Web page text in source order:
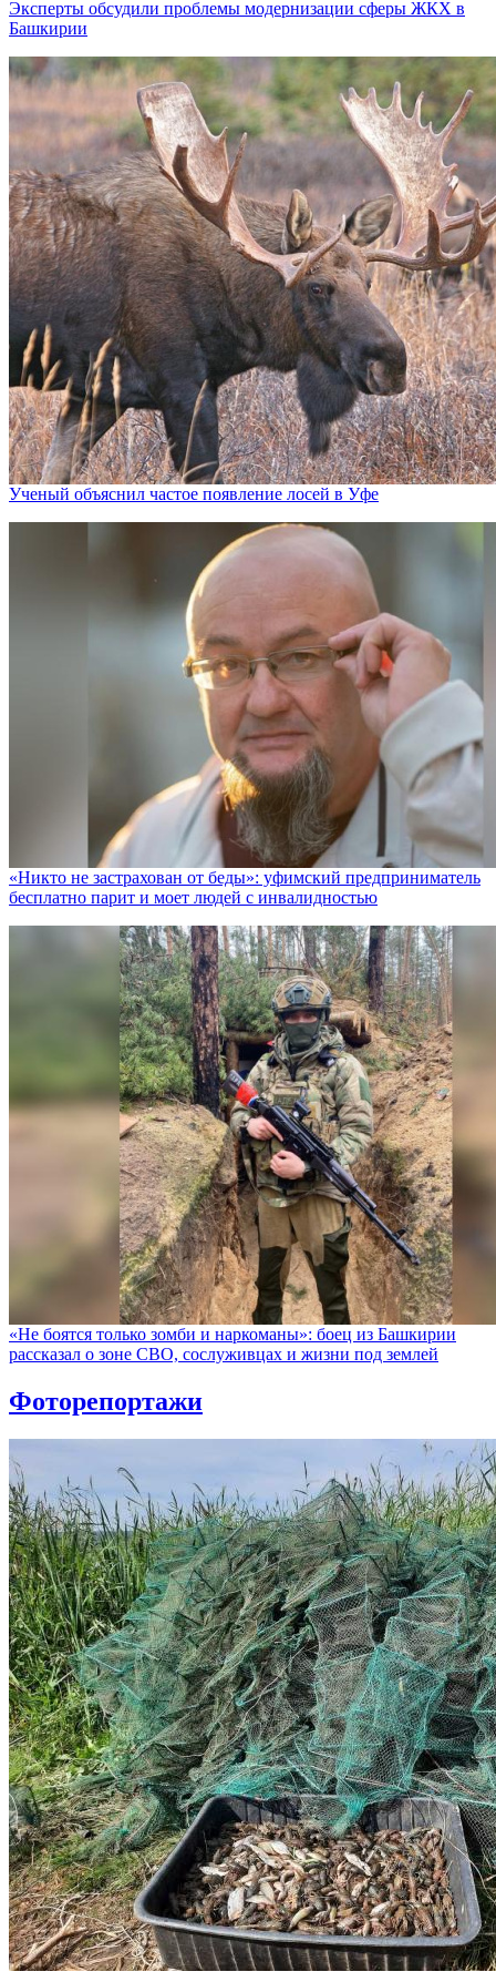
Эксперты обсудили проблемы модернизации сферы ЖКХ в
Башкирии
Ученый объяснил частое появление лосей в Уфе
«Никто не заcтрахован от беды»: уфимский предприниматель
бесплатно парит и моет людей с инвалидностью
«Не боятся только зомби и наркоманы»: боец из Башкирии
рассказал о зоне СВО, сослуживцах и жизни под землей
Фоторепортажи